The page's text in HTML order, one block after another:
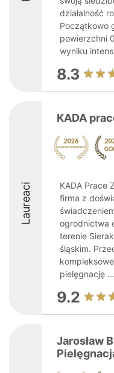
działalność
Początkowo
powierzchni
wyniku
8.3
Laureaci
KADA
KADA Prace
firma z
ogrodnictwa
terenie
śląskim.
pielęgnację ...
9.2
Jarosław